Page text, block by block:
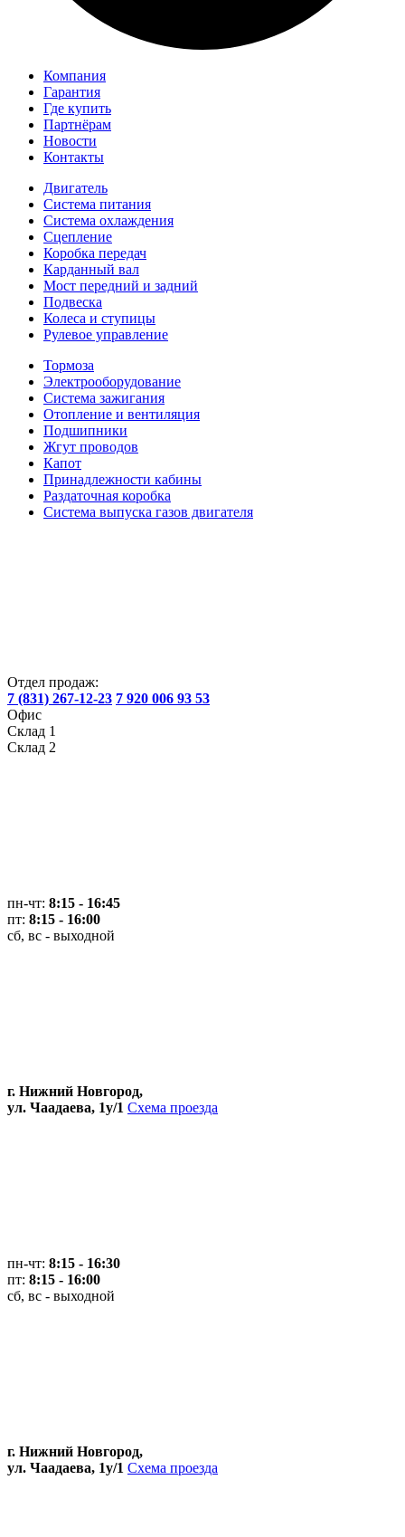
Компания
Гарантия
Где купить
Партнёрам
Новости
Контакты
Двигатель
Система питания
Система охлаждения
Сцепление
Коробка передач
Карданный вал
Мост передний и задний
Подвеска
Колеса и ступицы
Рулевое управление
Тормоза
Электрооборудование
Система зажигания
Отопление и вентиляция
Подшипники
Жгут проводов
Капот
Принадлежности кабины
Раздаточная коробка
Система выпуска газов двигателя
Отдел продаж:
7 (831) 267-12-23 7 920 006 93 53
Офис
Склад 1
Склад 2
пн-чт: 8:15 - 16:45
пт: 8:15 - 16:00
сб, вс - выходной
г. Нижний Новгород,
ул. Чаадаева, 1у/1 Схема проезда
пн-чт: 8:15 - 16:30
пт: 8:15 - 16:00
сб, вс - выходной
г. Нижний Новгород,
ул. Чаадаева, 1у/1 Схема проезда